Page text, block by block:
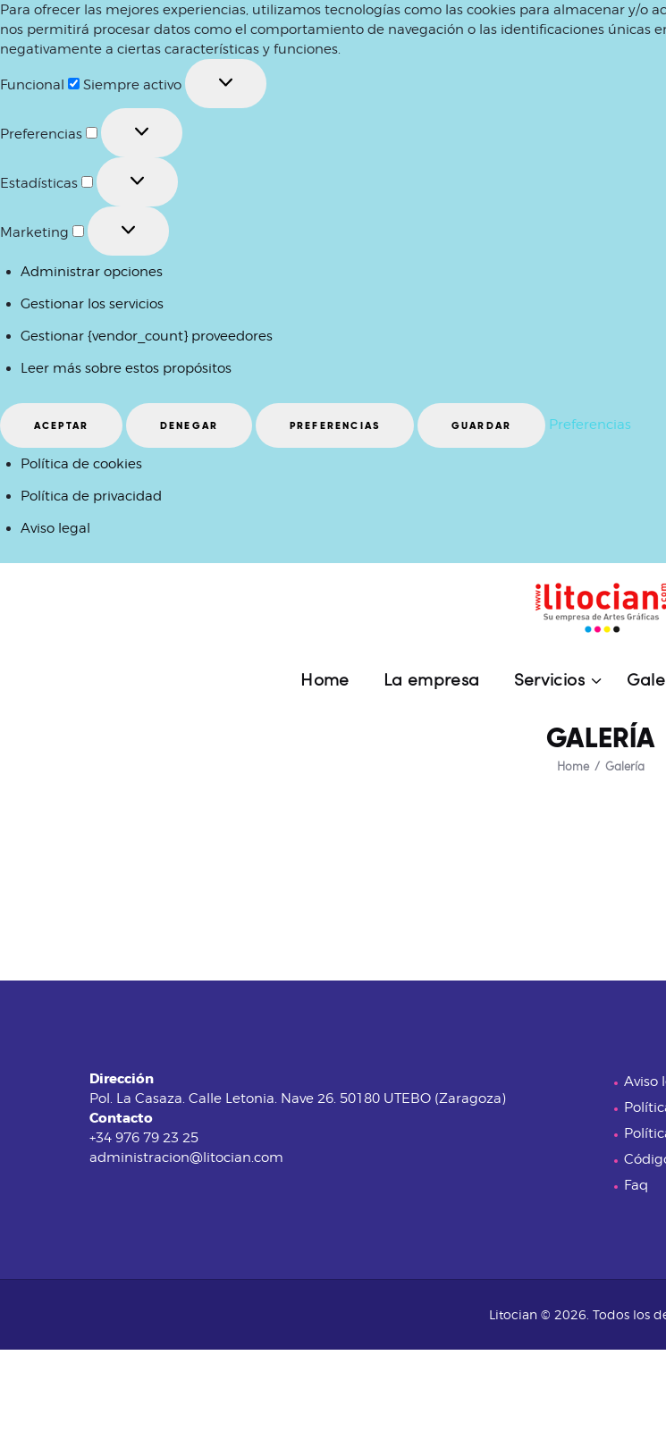
Para ofrecer las mejores experiencias, utilizamos tecnologías como las cookies para almacenar y/o
nos permitirá procesar datos como el comportamiento de navegación o las identificaciones únicas
negativamente a ciertas características y funciones.
Funcional
Siempre activo
Preferencias
Preferencias
Estadísticas
Estadísticas
Marketing
Marketing
Administrar opciones
Gestionar los servicios
Gestionar {vendor_count} proveedores
Leer más sobre estos propósitos
ACEPTAR DENEGAR PREFERENCIAS GUARDAR Preferencias
Política de cookies
Política de privacidad
Aviso legal
Home La empresa Servicios
GALERÍA
Home Galería
Dirección
Pol. La Casaza. Calle Letonia. Nave 26. 50180 UTEBO (Zaragoza)
Contacto
+34 976 79 23 25
administracion@litocian.com
Aviso
Faq
Litocian © 2026. Todos los